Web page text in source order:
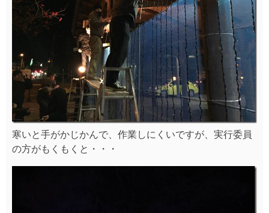
寒いと手がかじかんで、作業しにくいですが、実行委員
の方がもくもくと・・・